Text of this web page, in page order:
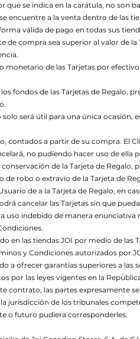
que se indica en la carátula, no son
encuentre a la venta dentro de las
válida de pago en todas sus
compra sea superior al valor de
de las Tarjetas por
fondos de las Tarjetas de Regalo,
será útil para una única
contados a partir de su compra. El
no pudiendo hacer uso de ella
de la Tarjeta de Regalo,
de robo o extravío de la Tarjeta de
de a la Tarjeta de Regalo, en
cancelar las Tarjetas sin que
uso indebido de manera
en las tiendas JOI por medio de las
y Condiciones autorizados por
a ofrecer garantías superiores a las
por las leyes vigentes en la
contrato, las partes expresamente
jurisdicción de los tribunales
o futuro pudiera corresponderles.